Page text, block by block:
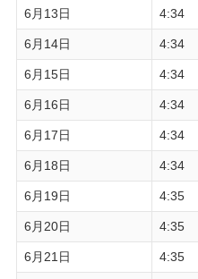
6月13日 4:34
6月14日 4:34
6月15日 4:34
6月16日 4:34
6月17日 4:34
6月18日 4:34
6月19日 4:35
6月20日 4:35
6月21日 4:35